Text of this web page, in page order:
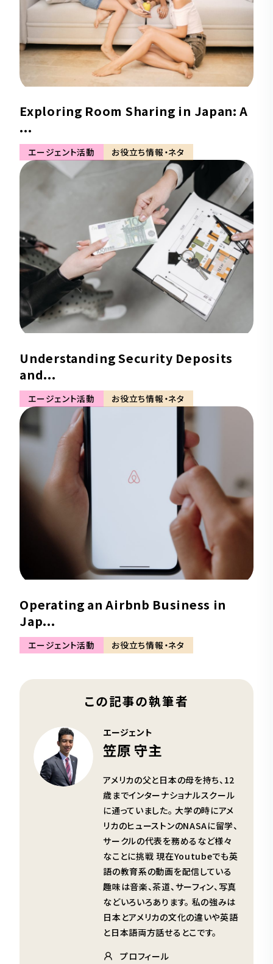
Exploring Room Sharing in Japan: A
...
エージェント活動 お役立ち情報・ネタ
Understanding Security Deposits
and...
エージェント活動 お役立ち情報・ネタ
Operating an Airbnb Business in
Jap...
エージェント活動 お役立ち情報・ネタ
この記事の執筆者
エージェント
笠原 守主
アメリカの父と日本の母を持ち、12
歳までインターナショナルスクール
に通っていました。 大学の時にアメ
リカのヒューストンのNASAに留学、
サークルの代表を務めるなど様々
なことに挑戦 現在Youtubeでも英
語の教育系の動画を配信している
趣味は音楽、茶道、サーフィン、写真
などいろいろあります。 私の強みは
日本とアメリカの文化の違いや英語
と日本語両方話せるとこです。
プロフィール